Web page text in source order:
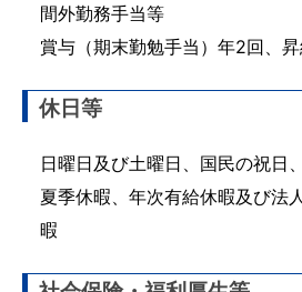
間外勤務手当等
賞与（期末勤勉手当）年2回、
休日等
日曜日及び土曜日、国民の祝日
夏季休暇、年次有給休暇及び法
暇